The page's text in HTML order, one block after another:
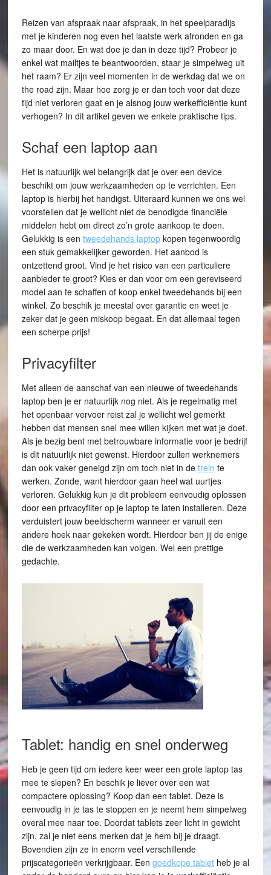
Reizen van afspraak naar afspraak, in het speelparadijs
met je kinderen nog even het laatste werk afronden en ga
zo maar door. En wat doe je dan in deze tijd? Probeer je
enkel wat mailtjes te beantwoorden, staar je simpelweg uit
het raam? Er zijn veel momenten in de werkdag dat we on
the road zijn. Maar hoe zorg je er dan toch voor dat deze
tijd niet verloren gaat en je alsnog jouw werkefficiëntie kunt
verhogen? In dit artikel geven we enkele praktische tips.
Schaf een laptop aan
Het is natuurlijk wel belangrijk dat je over een device
beschikt om jouw werkzaamheden op te verrichten. Een
laptop is hierbij het handigst. Uiteraard kunnen we ons wel
voorstellen dat je wellicht niet de benodigde financiële
middelen hebt om direct zo’n grote aankoop te doen.
Gelukkig is een tweedehands laptopkopen tegenwoordig
een stuk gemakkelijker geworden. Het aanbod is
ontzettend groot. Vind je het risico van een particuliere
aanbieder te groot? Kies er dan voor om een gereviseerd
model aan te schaffen of koop enkel tweedehands bij een
winkel. Zo beschik je meestal over garantie en weet je
zeker dat je geen miskoop begaat. En dat allemaal tegen
een scherpe prijs!
Privacyfilter
Met alleen de aanschaf van een nieuwe of tweedehands
laptop ben je er natuurlijk nog niet. Als je regelmatig met
het openbaar vervoer reist zal je wellicht wel gemerkt
hebben dat mensen snel mee willen kijken met wat je doet.
Als je bezig bent met betrouwbare informatie voor je bedrijf
is dit natuurlijk niet gewenst. Hierdoor zullen werknemers
dan ook vaker geneigd zijn om toch niet in de trein te
werken. Zonde, want hierdoor gaan heel wat uurtjes
verloren. Gelukkig kun je dit probleem eenvoudig oplossen
door een privacyfilter op je laptop te laten installeren. Deze
verduistert jouw beeldscherm wanneer er vanuit een
andere hoek naar gekeken wordt. Hierdoor ben jij de enige
die de werkzaamheden kan volgen. Wel een prettige
gedachte.
Tablet: handig en snel onderweg
Heb je geen tijd om iedere keer weer een grote laptop tas
mee te slepen? En beschik je liever over een wat
compactere oplossing? Koop dan een tablet. Deze is
eenvoudig in je tas te stoppen en je neemt hem simpelweg
overal mee naar toe. Doordat tablets zeer licht in gewicht
zijn, zal je niet eens merken dat je hem bij je draagt.
Bovendien zijn ze in enorm veel verschillende
prijscategorieën verkrijgbaar. Een goedkope tabletheb je al